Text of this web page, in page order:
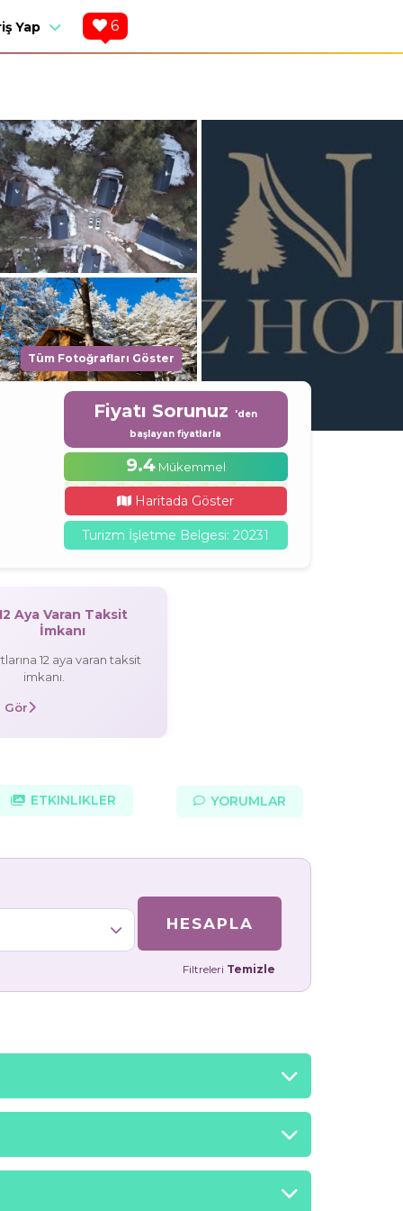
Yap 6
Tüm Fotoğrafları Göster
Fiyatı Sorunuz
'den
başlayan fiyatlarla
9.4 Mükemmel
Haritada Göster
Turizm İşletme Belgesi: 20231
Aya Varan Taksit
İmkanı
12 aya varan taksit
imkanı.
Gör
ETKINLIKLER YORUMLAR
HESAPLA
Filtreleri Temizle